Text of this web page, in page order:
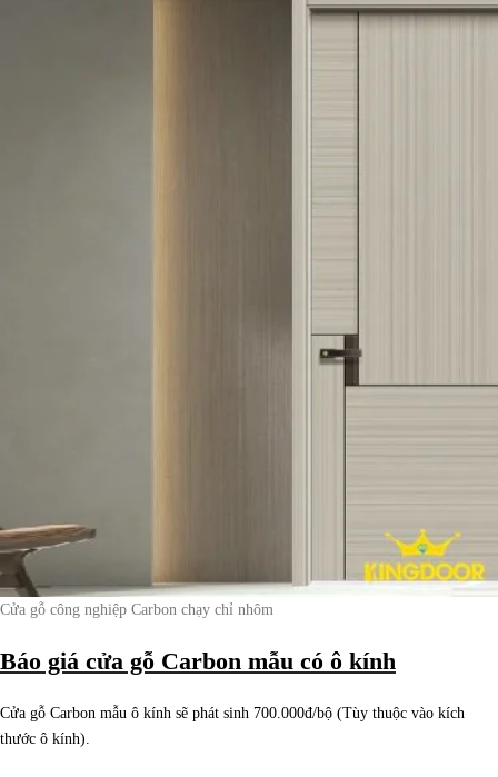
Cửa gỗ công nghiệp Carbon chạy chỉ nhôm
Báo giá cửa gỗ Carbon mẫu có ô kính
Cửa gỗ Carbon mẫu ô kính sẽ phát sinh 700.000đ/bộ (Tùy thuộc vào kích
thước ô kính).